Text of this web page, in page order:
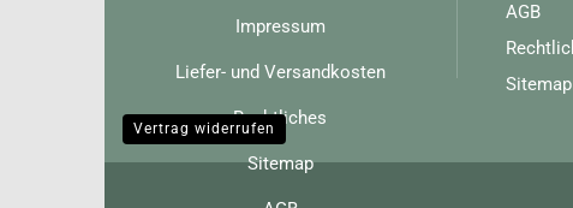
Impressum
Liefer- und Versandkosten
Rechtliches
Sitemap
AGB
Sitemap
Vertrag widerrufen